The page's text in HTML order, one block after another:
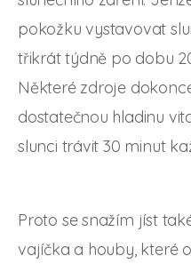
pokožku vystavovat
třikrát týdně po dobu
Některé zdroje
dostatečnou hladinu
slunci trávit 30 minut
Proto se snažím jíst
vajíčka a houby, které